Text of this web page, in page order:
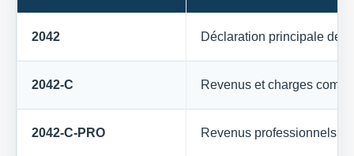
2042 Déclaration principale des
2042-C Revenus et charges
2042-C-PRO Revenus professionnels